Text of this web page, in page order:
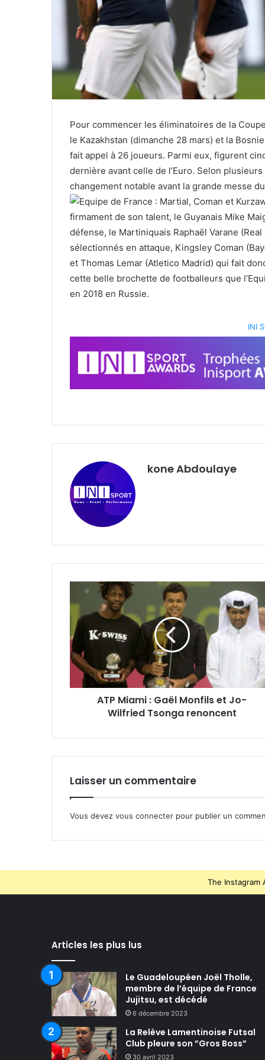
Pour commencer les éliminatoires de la
le Kazakhstan (dimanche 28 mars) et la
fait appel à 26 joueurs. Parmi eux, figurent
dernière avant celle de l’Euro. Selon
changement notable avant la grande messe
firmament de son talent, le Guyanais Mike
défense, le Martiniquais Raphaël Varane
sélectionnés en attaque, Kingsley Coman
et Thomas Lemar (Atletico Madrid) qui fait
cette belle brochette de footballeurs que
en 2018 en Russie.
INI
kone Abdoulaye
ATP Miami : Gaël Monfils et Jo-
Wilfried Tsonga renoncent
Laisser un commentaire
Vous devez vous connecter pour publier un
The Instagram
Articles les plus lus
Le Guadeloupéen Joël Tholle,
membre de l’équipe de France
Jujitsu, est décédé
6 décembre 2023
La Relève Lamentinoise Futsal
Club pleure son ”Gros Boss”
30 avril 2023